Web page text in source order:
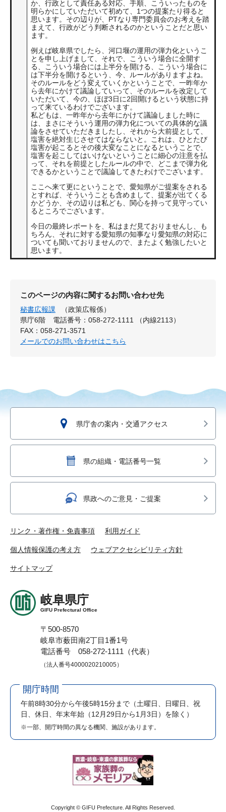
か、行政として責任ある対応、手順、こういったものを
明らかにしていただいて初めて、1つの提案たり得ると
思います。その辺りが、PTなり専門委員会のお考えを踏
まえて、行政がどう判断されるのかということだと思い
ます。
例えば岐阜県でしたら、河口堰の運用の弾力化というこ
とを申し上げまして、それで、こういう場合に全開す
る、こういう場合には上半分を開ける、こういう場合に
は下半分を開けるという、今、ルールがありますよね。
そのルールをどう変えていくかということで、一昨年か
ら去年にかけて議論していって、そのルールを改定して
いただいて、今の、ほぼ3日に2回開けるという状態に持
って来ているわけでございます。
私どもは、一昨年から去年にかけて議論しました時に
は、まさにそういう運用の弾力化についての具体的な議
論をさせていただきましたし、それから大前提として、
塩害を絶対生じさせてはならないと。これは、ひとたび
塩害が起こるとその後大変なことになるということで、
塩害を起こしてはいけないということに細心の注意を払
って、それを前提としたルールの中で、どこまで弾力化
できるかということで議論してきたわけでございます。
ここへ来て更にということで、愛知県がご提案をされる
とすれば、そういうことも含めまして、提案が出てくる
かどうか、その辺りは私ども、関心を持って見守ってい
るところでございます。
今日の最終レポートを、私はまだ見ておりませんし、も
ちろん、それに対する愛知県の知事なり愛知県の対応に
ついても聞いておりませんので、またよく勉強したいと
思います。
このページの内容に関するお問い合わせ先
秘書広報課
（政策広報係）
県庁6階
電話番号：058-272-1111 （内線2113）
FAX：058-271-3571
メールでのお問い合わせはこちら
県庁舎の案内・交通アクセス
県の組織・電話番号一覧
県政へのご意見・ご提案
リンク・著作権・免責事項 利用ガイド
個人情報保護の考え方 ウェブアクセシビリティ方針
サイトマップ
岐阜県庁
GIFU Prefectural Office
〒500-8570
岐阜市薮田南2丁目1番1号
電話番号 058-272-1111（代表）
（法人番号4000020210005）
開庁時間
午前8時30分から午後5時15分まで （土曜日、日曜日、祝
日、休日、年末年始（12月29日から1月3日）を除く）
※一部、開庁時間の異なる機関、施設があります。
Copyright © GIFU Prefecture. All Rights Reserved.